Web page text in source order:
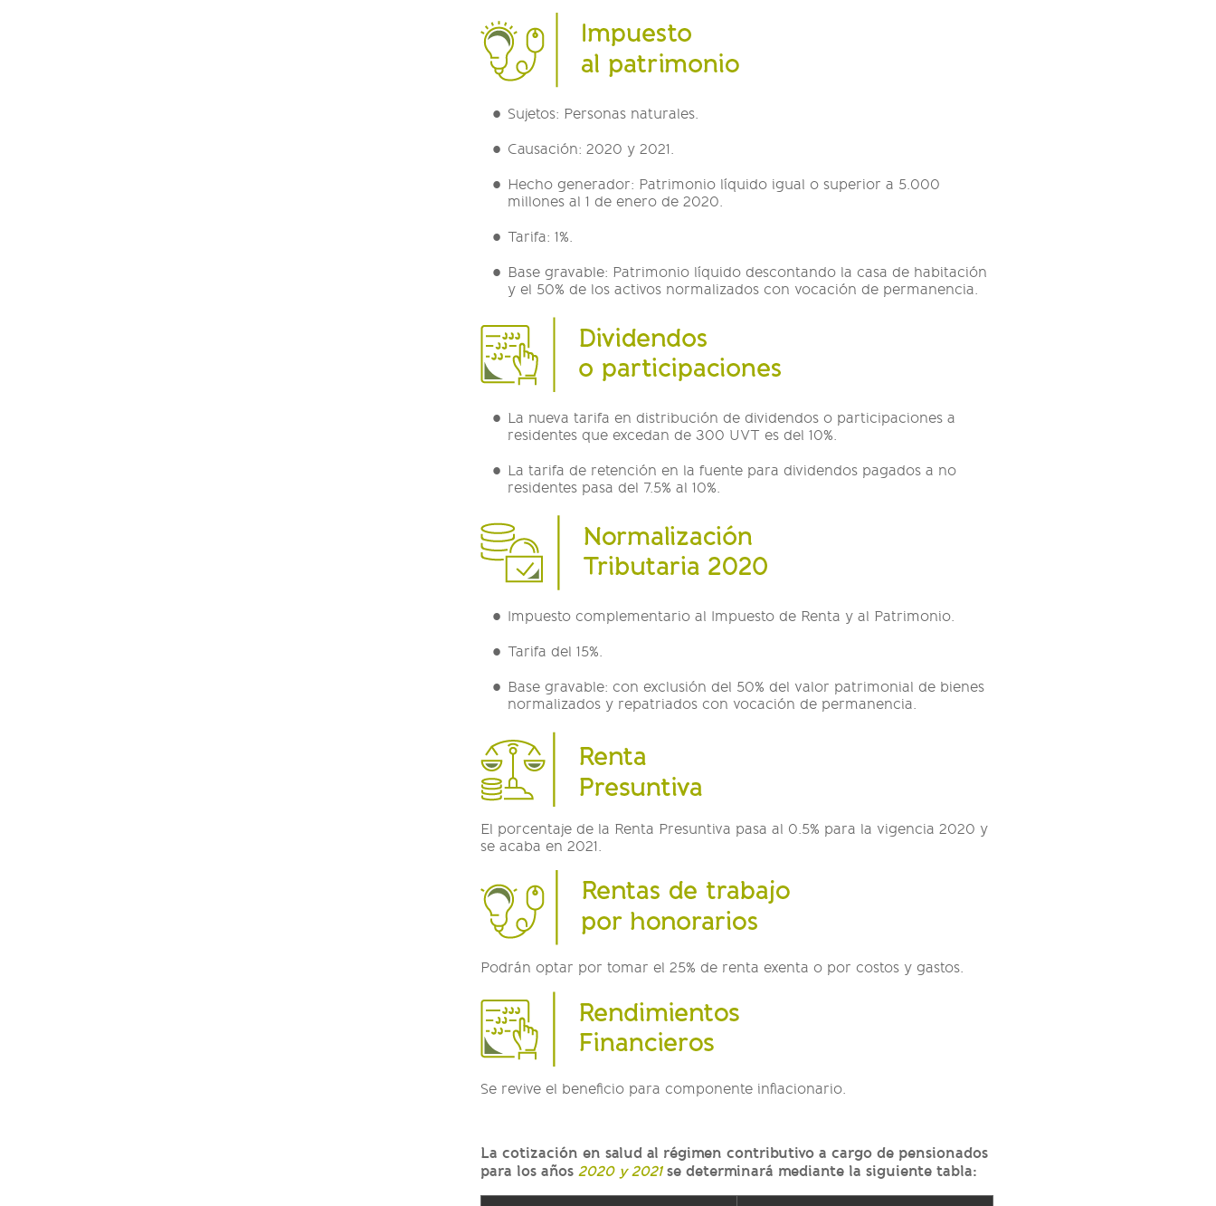
Sujetos: Personas naturales.
Causación: 2020 y 2021.
Hecho generador: Patrimonio líquido igual o superior a 5.000
millones al 1 de enero de 2020.
Tarifa: 1%.
Base gravable: Patrimonio líquido descontando la casa de habitación
y el 50% de los activos normalizados con vocación de permanencia.
La nueva tarifa en distribución de dividendos o participaciones a
residentes que excedan de 300 UVT es del 10%.
La tarifa de retención en la fuente para dividendos pagados a no
residentes pasa del 7.5% al 10%.
Impuesto complementario al Impuesto de Renta y al Patrimonio.
Tarifa del 15%.
Base gravable: con exclusión del 50% del valor patrimonial de bienes
normalizados y repatriados con vocación de permanencia.
El porcentaje de la Renta Presuntiva pasa al 0.5% para la vigencia 2020 y
se acaba en 2021.
Podrán optar por tomar el 25% de renta exenta o por costos y gastos.
Se revive el beneficio para componente inflacionario.
La cotización en salud al régimen contributivo a cargo de pensionados
para los años 2020 y 2021se determinará mediante la siguiente tabla: